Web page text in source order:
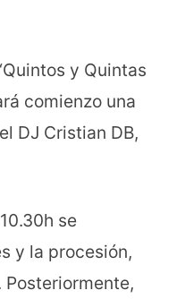
y Quintas
comienzo una
DJ Cristian DB,
se
y la procesión,